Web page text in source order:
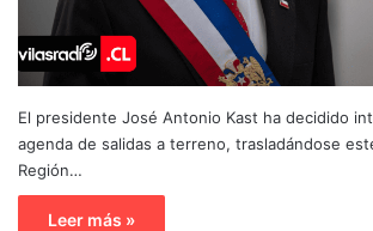
El presidente José Antonio Kast ha decidido
agenda de salidas a terreno, trasladándose
Región…
Leer más »